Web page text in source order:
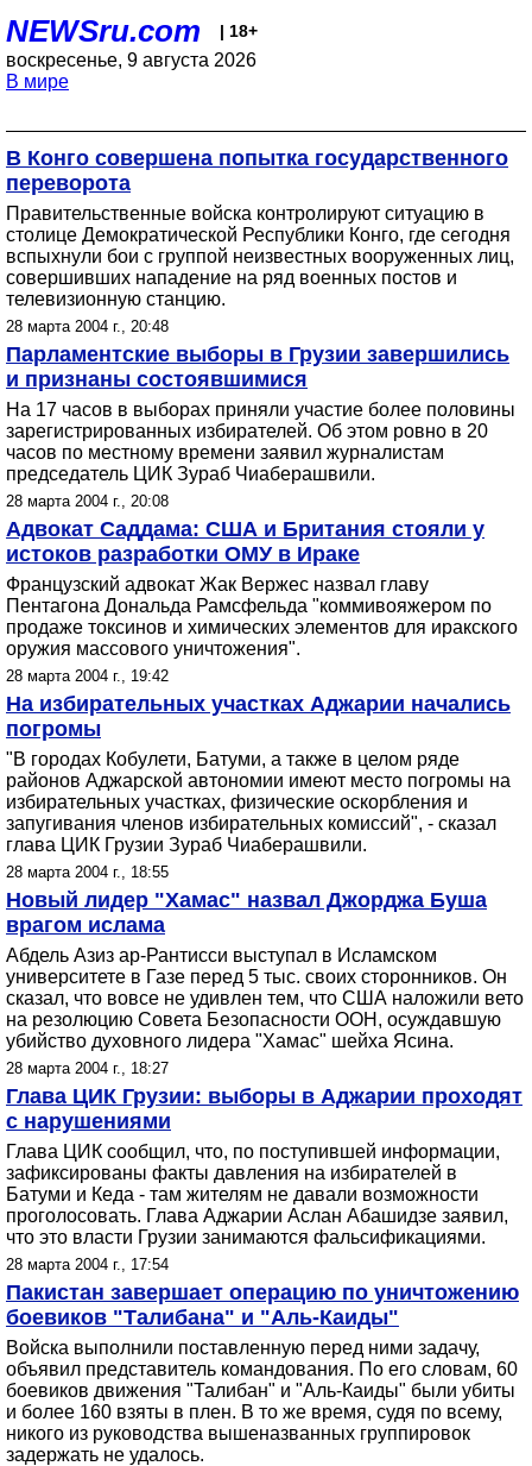
NEWSru.com | 18+
воскресенье, 9 августа 2026
В мире
В Конго совершена попытка государственного
переворота
Правительственные войска контролируют ситуацию в
столице Демократической Республики Конго, где сегодня
вспыхнули бои с группой неизвестных вооруженных лиц,
совершивших нападение на ряд военных постов и
телевизионную станцию.
28 марта 2004 г., 20:48
Парламентские выборы в Грузии завершились
и признаны состоявшимися
На 17 часов в выборах приняли участие более половины
зарегистрированных избирателей. Об этом ровно в 20
часов по местному времени заявил журналистам
председатель ЦИК Зураб Чиаберашвили.
28 марта 2004 г., 20:08
Адвокат Саддама: США и Британия стояли у
истоков разработки ОМУ в Ираке
Французский адвокат Жак Вержес назвал главу
Пентагона Дональда Рамсфельда "коммивояжером по
продаже токсинов и химических элементов для иракского
оружия массового уничтожения".
28 марта 2004 г., 19:42
На избирательных участках Аджарии начались
погромы
"В городах Кобулети, Батуми, а также в целом ряде
районов Аджарской автономии имеют место погромы на
избирательных участках, физические оскорбления и
запугивания членов избирательных комиссий", - сказал
глава ЦИК Грузии Зураб Чиаберашвили.
28 марта 2004 г., 18:55
Новый лидер "Хамас" назвал Джорджа Буша
врагом ислама
Абдель Азиз ар-Рантисси выступал в Исламском
университете в Газе перед 5 тыс. своих сторонников. Он
сказал, что вовсе не удивлен тем, что США наложили вето
на резолюцию Совета Безопасности ООН, осуждавшую
убийство духовного лидера "Хамас" шейха Ясина.
28 марта 2004 г., 18:27
Глава ЦИК Грузии: выборы в Аджарии проходят
с нарушениями
Глава ЦИК сообщил, что, по поступившей информации,
зафиксированы факты давления на избирателей в
Батуми и Кеда - там жителям не давали возможности
проголосовать. Глава Аджарии Аслан Абашидзе заявил,
что это власти Грузии занимаются фальсификациями.
28 марта 2004 г., 17:54
Пакистан завершает операцию по уничтожению
боевиков "Талибана" и "Аль-Каиды"
Войска выполнили поставленную перед ними задачу,
объявил представитель командования. По его словам, 60
боевиков движения "Талибан" и "Аль-Каиды" были убиты
и более 160 взяты в плен. В то же время, судя по всему,
никого из руководства вышеназванных группировок
задержать не удалось.